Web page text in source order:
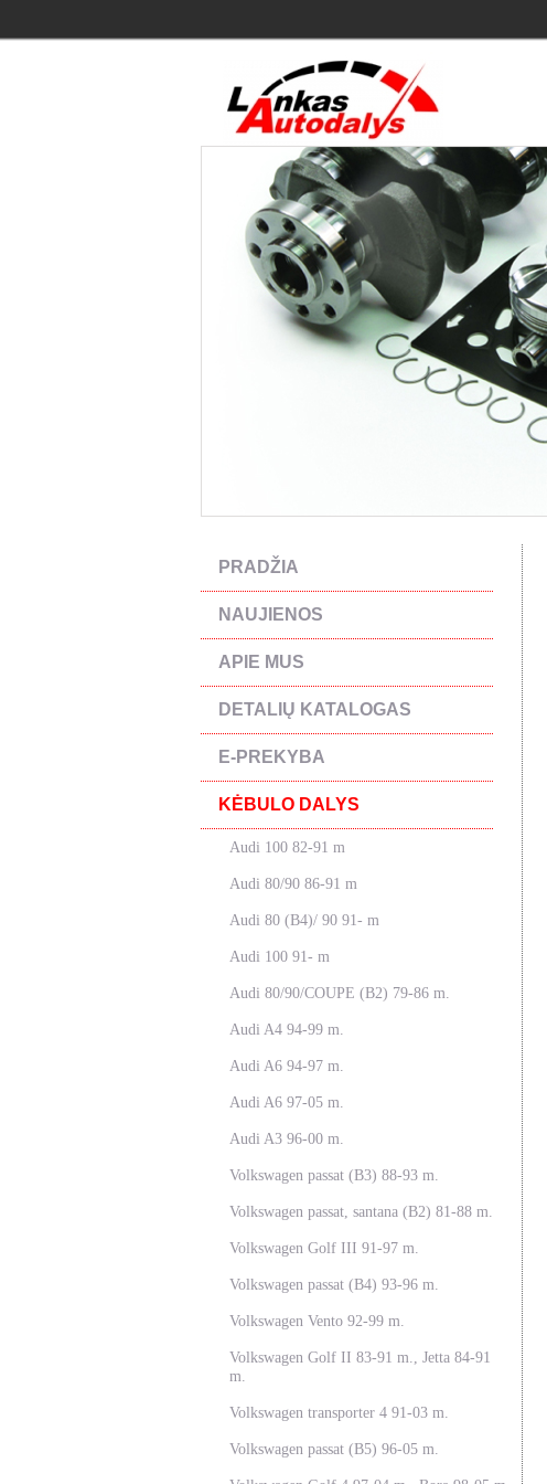
PRADŽIA
NAUJIENOS
APIE MUS
DETALIŲ KATALOGAS
E-PREKYBA
KĖBULO DALYS
Audi 100 82-91 m
Audi 80/90 86-91 m
Audi 80 (B4)/ 90 91- m
Audi 100 91- m
Audi 80/90/COUPE (B2) 79-86 m.
Audi A4 94-99 m.
Audi A6 94-97 m.
Audi A6 97-05 m.
Audi A3 96-00 m.
Volkswagen passat (B3) 88-93 m.
Volkswagen passat, santana (B2) 81-88 m.
Volkswagen Golf III 91-97 m.
Volkswagen passat (B4) 93-96 m.
Volkswagen Vento 92-99 m.
Volkswagen Golf II 83-91 m., Jetta 84-91
m.
Volkswagen transporter 4 91-03 m.
Volkswagen passat (B5) 96-05 m.